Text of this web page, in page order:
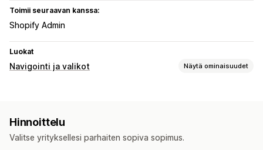
Toimii seuraavan kanssa:
Shopify Admin
Luokat
Navigointi ja valikot Näytä ominaisuudet
Hinnoittelu
Valitse yrityksellesi parhaiten sopiva sopimus.